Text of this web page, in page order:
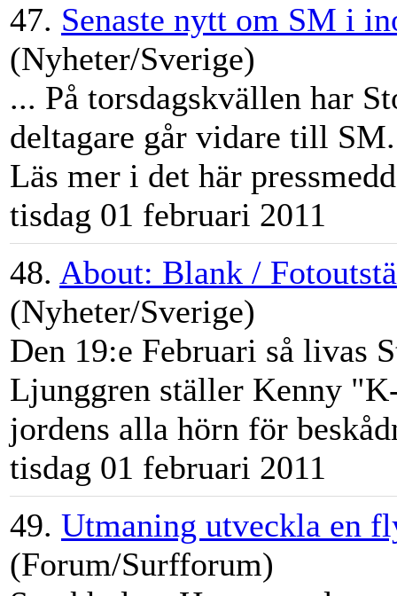
47. Senaste nytt om SM i
(Nyheter/Sverige)
... På torsdagskvällen har
deltagare går vidare till
Läs mer i det här
tisdag 01 februari 2011
48. About: Blank /
(Nyheter/Sverige)
Den 19:e Februari så livas
Ljunggren ställer Kenny
jordens alla hörn för
tisdag 01 februari 2011
49. Utmaning utveckla en
(Forum/Surfforum)